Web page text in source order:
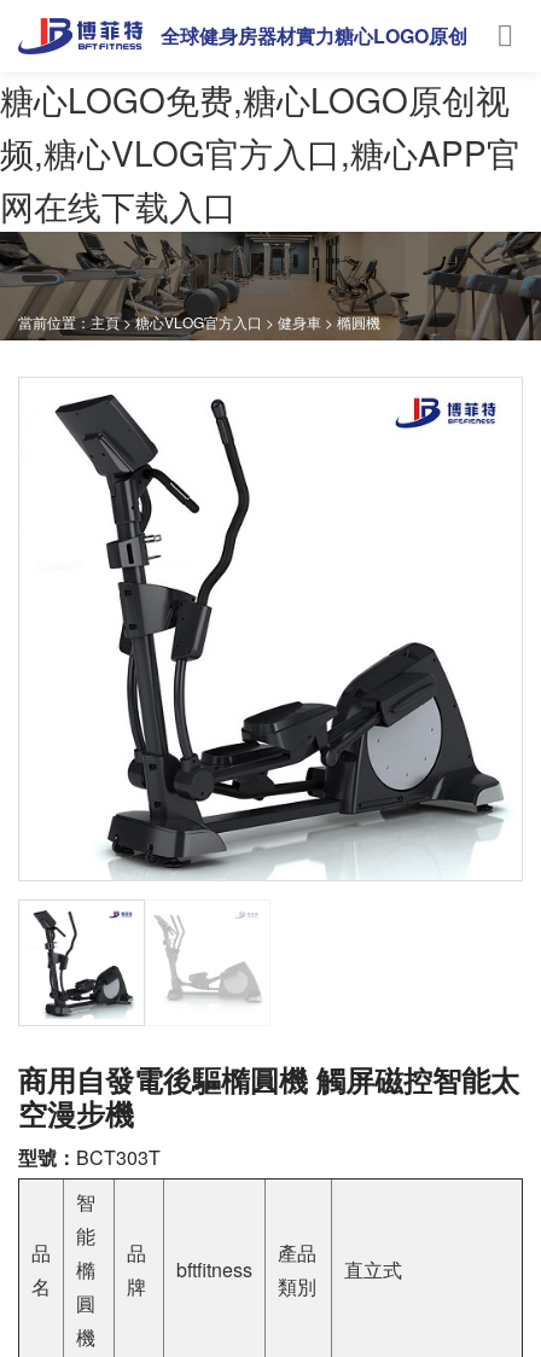
糖心LOGO免费,糖心LOGO原创视
频,糖心VLOG官方入口,糖心APP官
网在线下载入口
全球健身房器材實力糖心LOGO原创
當前位置：主頁>糖心VLOG官方入口 > 健身車 > 橢圓機
商用自發電後驅橢圓機 觸屏磁控智能太
空漫步機
型號： BCT303T
品
名
智
能
橢
圓
機
品
牌
bftfitness
產品
類別
直立式